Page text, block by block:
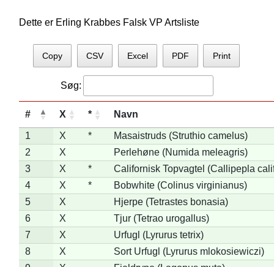
Dette er Erling Krabbes Falsk VP Artsliste
Copy CSV Excel PDF Print
Søg:
# X * Navn
1 X *
Masaistruds (Struthio camelus)
2
X
Perlehøne (Numida meleagris)
3
X *
Californisk Topvagtel (Callipepla
4
X *
Bobwhite (Colinus virginianus)
5
X
Hjerpe (Tetrastes bonasia)
6
X
Tjur (Tetrao urogallus)
7
X
Urfugl (Lyrurus tetrix)
8
X
Sort Urfugl (Lyrurus mlokosiewiczi)